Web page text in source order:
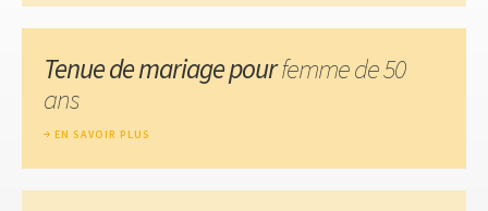
Tenue de mariage pourfemme de 50
ans
EN SAVOIR PLUS